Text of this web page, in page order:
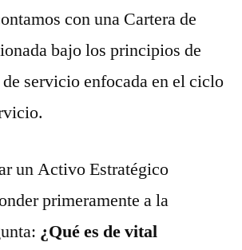
con una Cartera de
bajo los principios de
servicio enfocada en el ciclo
un Activo Estratégico
primeramente a la
¿Qué es de vital